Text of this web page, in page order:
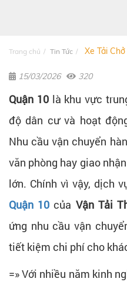
Trang chủ Tin Tức Xe Tải
15/03/2026 320
Quận 10 là khu vực
độ dân cư và hoạt
Nhu cầu vận chuyển
văn phòng hay giao
lớn. Chính vì vậy, dịch
Quận 10 của Vận Tải
ứng nhu cầu vận
tiết kiệm chi phí cho
=» Với nhiều năm kinh